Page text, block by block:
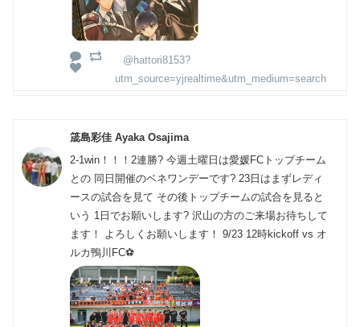
@hattori8153?
utm_source=yjrealtime&utm_medium=search
筬島彩佳 Ayaka Osajima
2-1win！！！2連勝? 今週土曜日は愛媛FCトップチーム
との 同日開催のベネワンデーです? 23日はまずレディ
ースの試合を見て その後トップチームの試合を見ると
いう 1日でお願いします? 沢山の方のご来場お待ちして
ます！ よろしくお願いします！ 9/23 12時kickoff vs オ
ルカ鴨川FC⚽️